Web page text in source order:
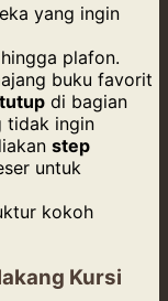
yang ingin
plafon.
buku favorit
di bagian
tidak ingin
step
untuk
kokoh
Kursi